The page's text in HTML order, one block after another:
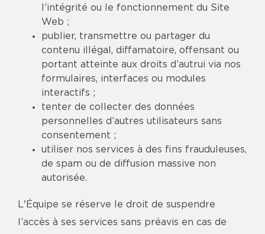
l’intégrité ou le fonctionnement du Site
Web ;
publier, transmettre ou partager du
contenu illégal, diffamatoire, offensant ou
portant atteinte aux droits d’autrui via nos
formulaires, interfaces ou modules
interactifs ;
tenter de collecter des données
personnelles d’autres utilisateurs sans
consentement ;
utiliser nos services à des fins frauduleuses,
de spam ou de diffusion massive non
autorisée.
L'Équipe se réserve le droit de suspendre
l’accès à ses services sans préavis en cas de